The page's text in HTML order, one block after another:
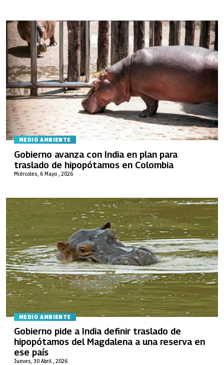
MEDIO AMBIENTE
Miércoles, 6 Mayo , 2026
Gobierno avanza con India en plan para
traslado de hipopótamos en Colombia
MEDIO AMBIENTE
Jueves, 30 Abril , 2026
Gobierno pide a India definir traslado de
hipopótamos del Magdalena a una reserva en
ese país